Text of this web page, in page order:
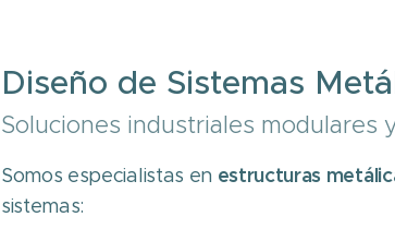
Diseño de Sistemas
Soluciones industriales modulares
Somos especialistas en estructuras
sistemas: